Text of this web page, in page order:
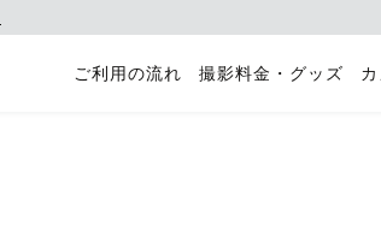
ご利用の流れ 撮影料金・グッズ